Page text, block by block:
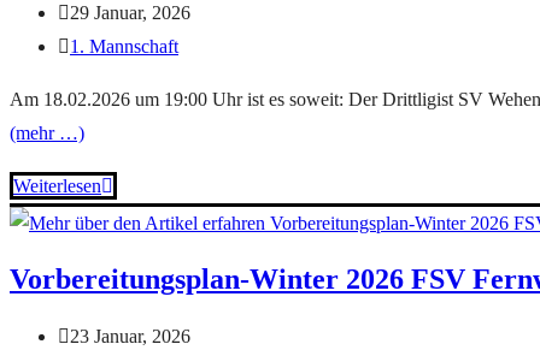
29 Januar, 2026
1. Mannschaft
Am 18.02.2026 um 19:00 Uhr ist es soweit: Der Drittligist SV
(mehr …)
Weiterlesen
Vorbereitungsplan-Winter 2026 FSV
23 Januar, 2026